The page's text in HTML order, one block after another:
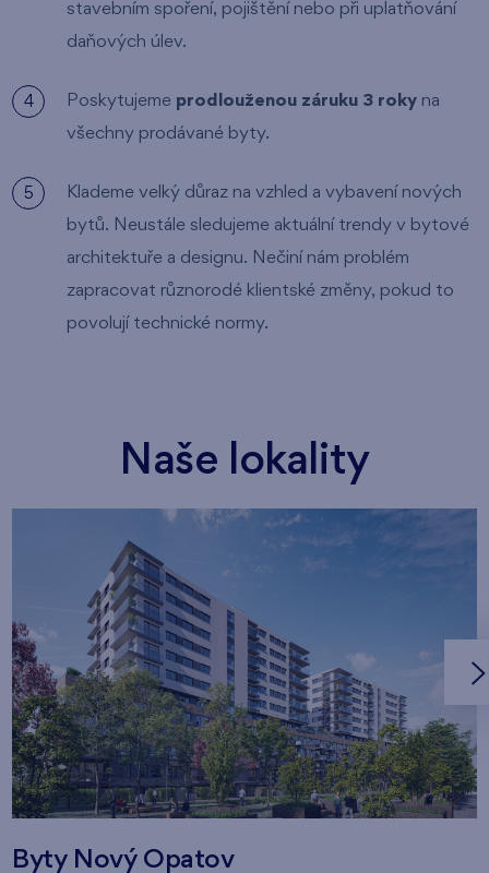
stavebním spoření, pojištění nebo při uplatňování
daňových úlev.
Poskytujeme prodlouženou záruku 3 roky na
všechny prodávané byty.
Klademe velký důraz na vzhled a vybavení nových
bytů. Neustále sledujeme aktuální trendy v bytové
architektuře a designu. Nečiní nám problém
zapracovat různorodé klientské změny, pokud to
povolují technické normy.
Naše lokality
Byty Nový Opatov